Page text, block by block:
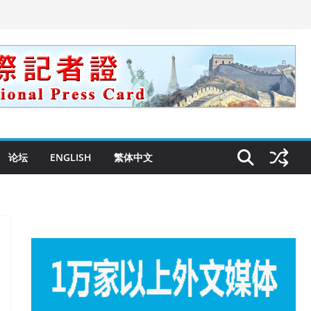
论坛 ENGLISH 繁体中文